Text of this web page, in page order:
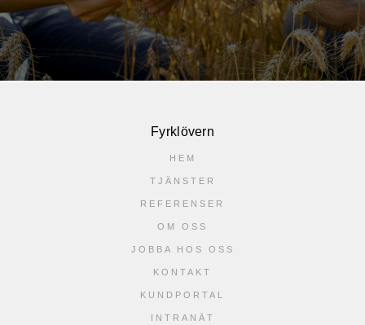
Fyrklövern
HEM
TJÄNSTER
REFERENSER
OM OSS
JOBBA HOS OSS
KONTAKT
KUNDPORTAL
INTRANÄT